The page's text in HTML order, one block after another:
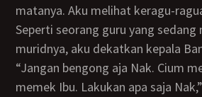
matanya. Aku melihat keragu-
Seperti seorang guru yang sedang
muridnya, aku dekatkan kepala
“Jangan bengong aja Nak. Cium memek ibu, jilat
memek Ibu. Lakukan apa saja